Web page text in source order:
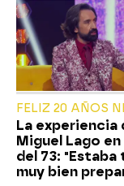
FELIZ 20 AÑOS
La experiencia
Miguel Lago
del 73: "Estaba
muy bien